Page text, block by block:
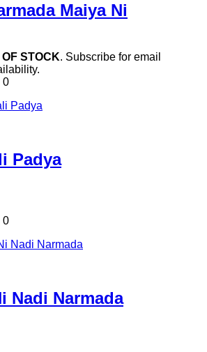
Maiya Ni
STOCK. Subscribe for email
0
Padya
0
Nadi Narmada